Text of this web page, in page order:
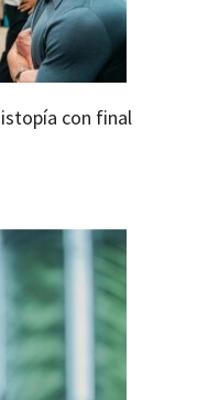
con final